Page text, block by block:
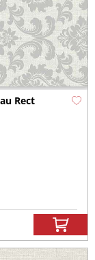
Rect